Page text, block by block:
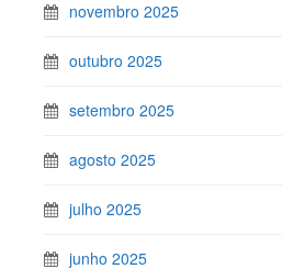
novembro 2025
outubro 2025
setembro 2025
agosto 2025
julho 2025
junho 2025